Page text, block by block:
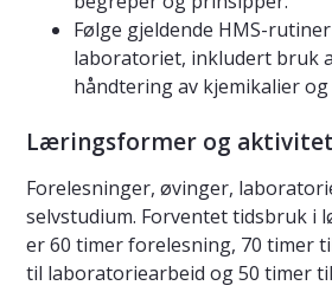
Følge gjeldende HMS-
laboratoriet, inkludert bruk
håndtering av kjemikalier
Læringsformer og
Forelesninger, øvinger,
selvstudium. Forventet tidsbruk i
er 60 timer forelesning, 70 timer
til laboratoriearbeid og 50 timer